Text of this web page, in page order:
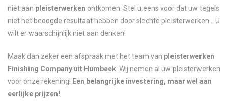
niet aan pleisterwerken ontkomen. Stel u eens voor dat uw tegels
niet het beoogde resultaat hebben door slechte pleisterwerken… U
wilt er waarschijnlijk niet aan denken!
Maak dan zeker een afspraak met het team van pleisterwerken
Finishing Company uit Humbeek . Wij nemen al uw pleisterwerken
voor onze rekening! Een belangrijke investering, maar wel aan
eerlijke prijzen!